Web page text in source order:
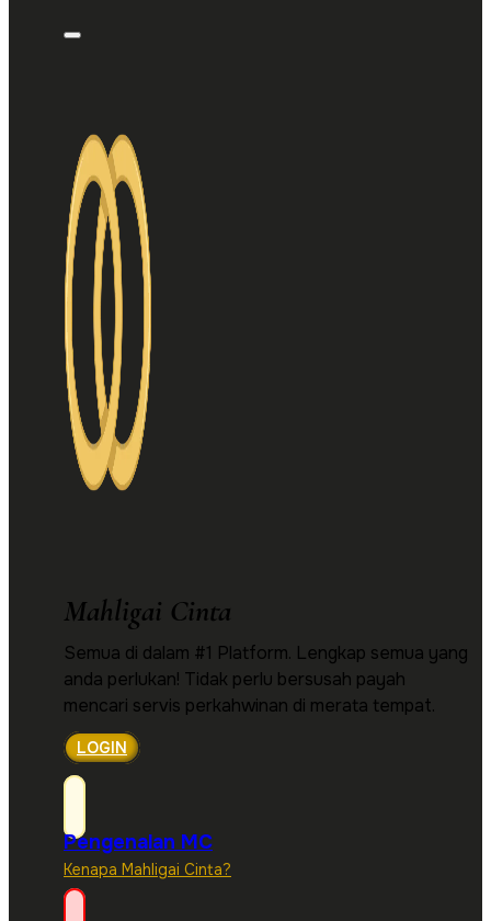
Mahligai Cinta
Semua di dalam #1 Platform. Lengkap semua yang
anda perlukan! Tidak perlu bersusah payah
mencari servis perkahwinan di merata tempat.
LOGIN
Pengenalan MC
Kenapa Mahligai Cinta?